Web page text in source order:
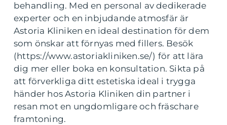
behandling. Med en personal av dedikerade
experter och en inbjudande atmosfär är
Astoria Kliniken en ideal destination för dem
som önskar att förnyas med fillers. Besök
(https://www.astoriakliniken.se/) för att lära
dig mer eller boka en konsultation. Sikta på
att förverkliga ditt estetiska ideal i trygga
händer hos Astoria Kliniken din partner i
resan mot en ungdomligare och fräschare
framtoning.